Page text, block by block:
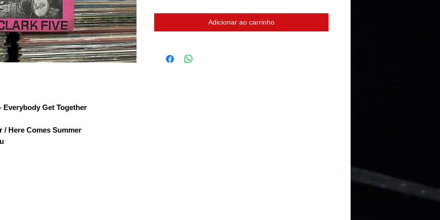
Everybody Get Together
/ Here Comes Summer
Adicionar ao carrinho